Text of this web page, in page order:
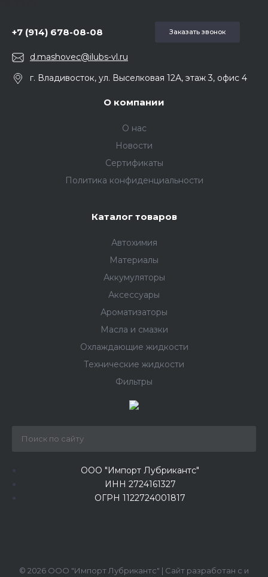
+7 (914) 678-08-08 Заказать звонок
d.mashovec@ilubs-vl.ru
г. Владивосток, ул. Выселковая 12А, этаж 3, офис 4
О компании
О нас
Новости
Сертификаты
Политика конфиденциальности
Каталог товаров
Автохимия
Материалы
Аккумуляторы
Аксессуары
Ароматизаторы
Масла и смазки
Охлаждающие жидкости
Технические жидкости
Фильтры
ООО "Импорт Лубрикантс"
ИНН 2724161327
ОГРН 1122724001817
© 2026 ООО "Импорт Лубрикантс" | Сайт разработан с и